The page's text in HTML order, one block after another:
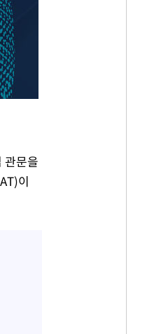
관문을
이
'거꾸로 태극기'
지 못했다"
두 자녀에 '재산 상속' 언급했다
전·주 52시간 예외 등 논의
지지율 43.3%…취임 후 최저치 또